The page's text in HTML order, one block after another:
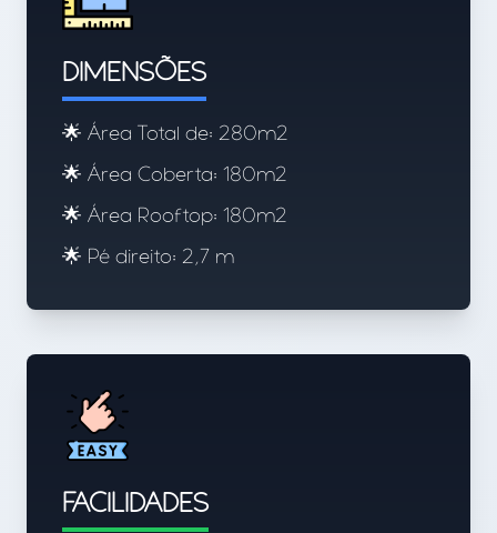
DIMENSÕES
🌟 Área Total de: 280m2
🌟 Área Coberta: 180m2
🌟 Área Rooftop: 180m2
🌟 Pé direito: 2,7 m
FACILIDADES